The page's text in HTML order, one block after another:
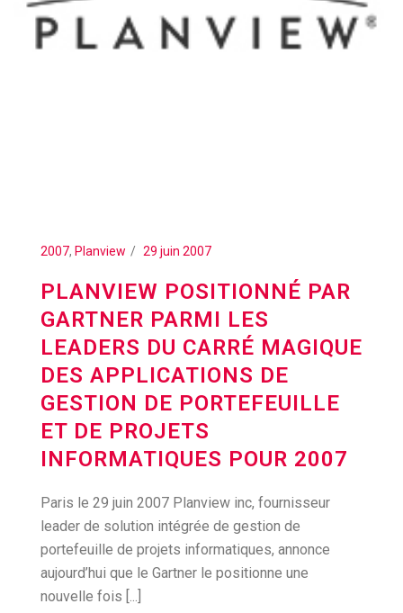
2007, Planview 29 juin 2007
PLANVIEW POSITIONNÉ PAR
GARTNER PARMI LES
LEADERS DU CARRÉ MAGIQUE
DES APPLICATIONS DE
GESTION DE PORTEFEUILLE
ET DE PROJETS
INFORMATIQUES POUR 2007
Paris le 29 juin 2007 Planview inc, fournisseur
leader de solution intégrée de gestion de
portefeuille de projets informatiques, annonce
aujourd’hui que le Gartner le positionne une
nouvelle fois [...]